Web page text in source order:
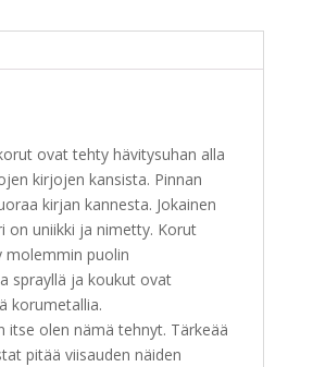
ovat tehty hävitysuhan alla
kirjojen kansista. Pinnan
kirjan kannesta. Jokainen
on uniikki ja nimetty. Korut
molemmin puolin
sprayllä ja koukut ovat
korumetallia.
itse olen nämä tehnyt. Tärkeää
pitää viisauden näiden